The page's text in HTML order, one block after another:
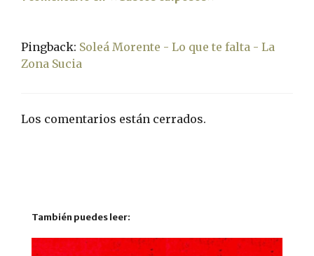
Pingback: Soleá Morente - Lo que te falta - La
Zona Sucia
Los comentarios están cerrados.
También puedes leer: